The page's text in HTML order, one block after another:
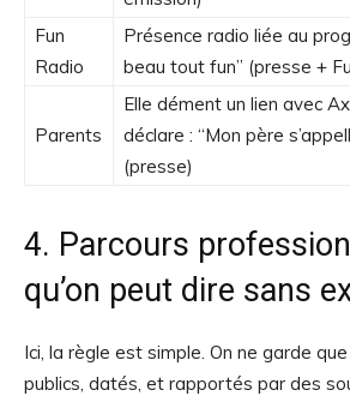
Fun
Radio
Présence radio liée au
beau tout fun” (presse +
Parents
Elle dément un lien avec
déclare : “Mon père
(presse)
4. Parcours
qu’on peut dire sans
Ici, la règle est simple. On ne garde
publics, datés, et rapportés par des